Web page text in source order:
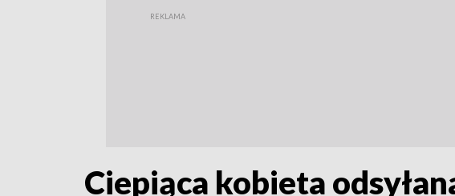
Ciepiąca kobieta